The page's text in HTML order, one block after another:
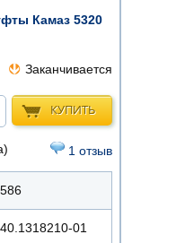
Камаз 5320
Заканчивается
КУПИТЬ
1 отзыв
01